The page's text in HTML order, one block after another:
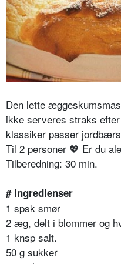
Den lette
ikke serveres straks
klassiker passer
Til 2 personer 💖 Er du
Tilberedning: 30 min.
# Ingredienser
1 spsk smør
2 æg, delt i blommer og
1 knsp salt.
50 g sukker